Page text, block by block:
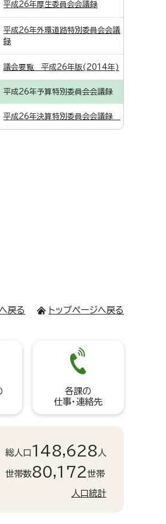
平成26年厚生委員会会議録
平成26年外環道路特別委員会会議
録
議会要覧 平成26年版(2014年)
平成26年予算特別委員会会議録
平成26年決算特別委員会会議録
戻る トップページへ戻る
各課の
仕事・連絡先
総人口 148,628 人
世帯数80,172世帯
人口統計